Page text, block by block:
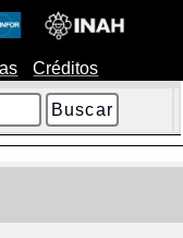
Créditos